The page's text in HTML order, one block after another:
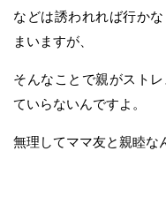
などは誘われれば行か
まいますが、
そんなことで親がスト
ていらないんですよ。
無理してママ友と親睦な